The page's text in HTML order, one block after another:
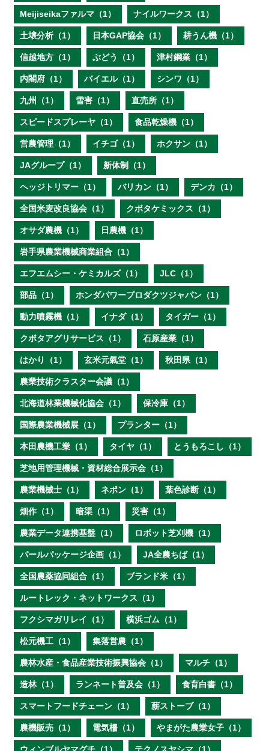
Meijiseikaファルマ（1） ナイルワークス（1）
土壌分析（1） 日本GAP協会（1） 耕うん機（1）
信越地方（1） ぶどう（1） 津村鋼業（1）
内閣府（1） バイエル（1） シンワ（1）
九州（1） 雪害（1） 直売所（1）
スピードスプレーヤ（1） 食品乾燥機（1）
営農管理（1） イチゴ（1） ホクサン（1）
JAグループ（1） 新体制（1）
ヘッジトリマー（1） バリカン（1） デンカ（1）
全国米麦改良協会（1） クボタケミックス（1）
オサダ農機（1） 日農機（1）
岩手県農業機械商業組合（1）
エフエムシー・ケミカルズ（1） JLC（1）
部品（1） ホンダパワープロダクツジャパン（1）
動力噴霧機（1） イナダ（1） タイガー（1）
クボタアグリサービス（1） 石原産業（1）
はかり（1） 玄米元氣堂（1） 秋田県（1）
農業技術クラスター会議（1）
北海道林業機械化協会（1） 保冷庫（1）
国際農業機械展（1） プランター（1）
本田農機工業（1） タイヤ（1） とうもろこし（1）
芝地用管理機械・資材総合展示会（1）
農業機械士（1） ネポン（1） 葉色診断（1）
畑作（1） 暗渠（1） 災害（1）
農業データ連携基盤（1） ロボット芝刈機（1）
パールパッケージ企画（1） JA全農ちば（1）
全国農薬協同組合（1） ブランド米（1）
ルートレック・ネットワークス（1）
フクシマガリレイ（1） 横浜ゴム（1）
松元機工（1） 集落営農（1）
農林水産・食品産業技術振興協会（1） マルチ（1）
造林（1） ランネート普及会（1） 食育白書（1）
スマートフードチェーン（1） 薪ストーブ（1）
農機販売（1） 電気柵（1） やまがた農業女子（1）